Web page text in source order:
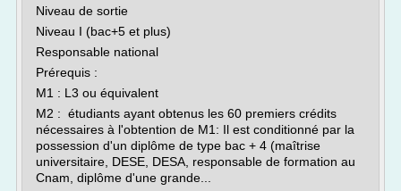
Niveau de sortie
Niveau I (bac+5 et plus)
Responsable national
Prérequis :
M1 : L3 ou équivalent
M2 : étudiants ayant obtenus les 60 premiers crédits
nécessaires à l'obtention de M1: Il est conditionné par la
possession d'un diplôme de type bac + 4 (maîtrise
universitaire, DESE, DESA, responsable de formation au
Cnam, diplôme d'une grande...